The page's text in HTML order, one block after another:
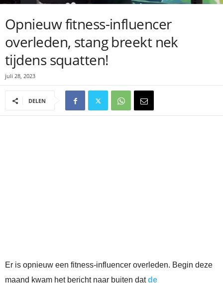
Opnieuw fitness-influencer
overleden, stang breekt nek
tijdens squatten!
juli 28, 2023
DELEN
Er is opnieuw een fitness-influencer overleden. Begin deze
maand kwam het bericht naar buiten datde